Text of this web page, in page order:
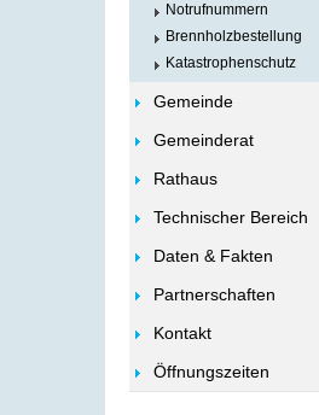
Notrufnummern
Brennholzbestellung
Katastrophenschutz
Gemeinde
Gemeinderat
Rathaus
Technischer Bereich
Daten & Fakten
Partnerschaften
Kontakt
Öffnungszeiten